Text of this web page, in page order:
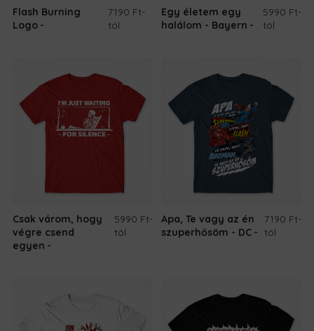
Flash Burning
Logo
7190 Ft-
tól
Egy életem egy
halálom - Bayern
5990 Ft-
tól
Csak várom, hogy
végre csend
egyen
5990 Ft-
tól
Apa, Te vagy az én
szuperhősöm - DC
7190 Ft-
tól